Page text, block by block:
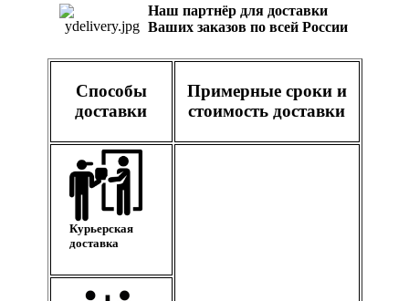
Наш партнёр для доставки
Ваших заказов по всей России
Способы
доставки
Примерные сроки и
стоимость доставки
Курьерская
доставка